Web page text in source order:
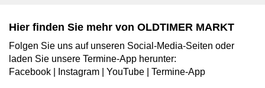
Hier finden Sie mehr von OLDTIMER MARKT
Folgen Sie uns auf unseren Social-Media-Seiten oder
laden Sie unsere Termine-App herunter:
Facebook
Instagram YouTube Termine-App